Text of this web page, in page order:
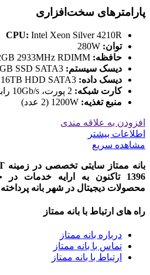
پارامترهای سخت‌افزاری
CPU: Intel Xeon Silver 4210R
توان:
حافظه:
دیسک سیستم:
دیسک داده:
کارت شبکه:
منبع تغذیه:
افزودن به علاقه مندی
اطلاعات بیشتر
مشاهده سریع
1396 تاکنون به ارایه
محصولات دیجیتال در شهر بانه
راه های ارتباط با بانه ممتاز
درباره بانه ممتاز
تماس با بانه ممتاز
ارتباط با بانه ممتاز